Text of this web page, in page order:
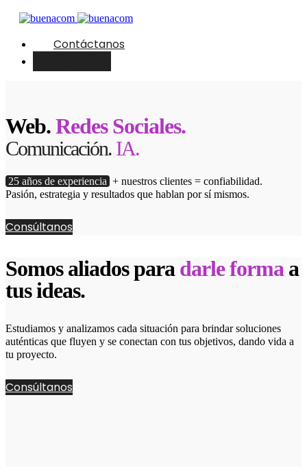
Contáctanos
Web.Redes Sociales.
Comunicación. IA.
25 años de experiencia + nuestros clientes = confiabilidad.
Pasión, estrategia y resultados que hablan por sí mismos.
Consúltanos
Somos aliados para darle forma a
tus ideas.
Estudiamos y analizamos cada situación para brindar soluciones
auténticas que fluyen y se conectan con tus objetivos, dando vida a
tu proyecto.
Consúltanos